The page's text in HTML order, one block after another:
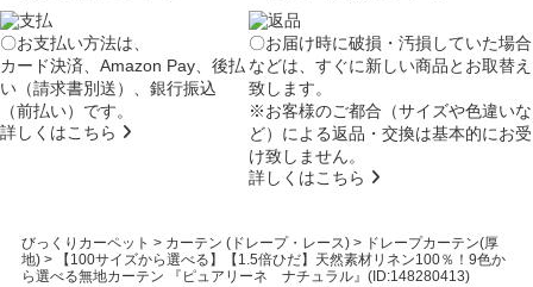
〇お支払い方法は、
カード決済、Amazon Pay、後払
い（請求書別送）、銀行振込
（前払い）です。
詳しくはこちら
〇お届け時に破損・汚損していた場合
などは、すぐに新しい商品とお取替え
致します。
※お客様のご都合（サイズや色違いな
ど）による返品・交換は基本的にお受
け致しません。
詳しくはこちら
びっくりカーペット > カーテン (ドレープ・レース)> ドレープカーテン(厚
地)>
【100サイズから選べる】【1.5倍ひだ】天然素材リネン100％！9色か
ら選べる無地カーテン 『ピュアリーネ ナチュラル』(ID:148280413)